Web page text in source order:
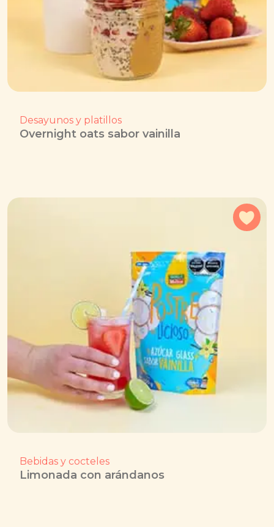
Desayunos y platillos
Overnight oats sabor vainilla
Bebidas y cocteles
Limonada con arándanos